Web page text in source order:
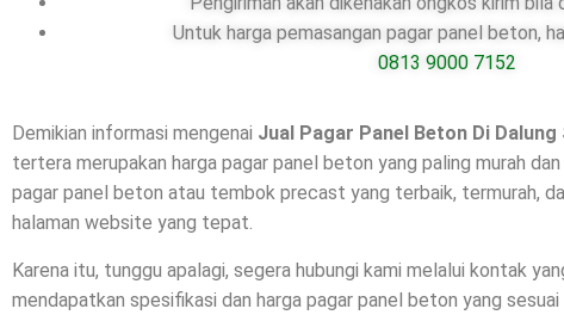
Untuk harga pemasangan pagar panel beton,
0813 9000 7152
Demikian informasi mengenai Jual Pagar Panel Beton Di Dalung
tertera merupakan harga pagar panel beton yang paling murah
pagar panel beton atau tembok precast yang terbaik, termurah,
halaman website yang tepat.
Karena itu, tunggu apalagi, segera hubungi kami melalui kontak
mendapatkan spesifikasi dan harga pagar panel beton yang